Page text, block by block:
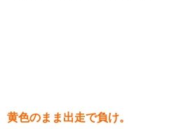
黄色のまま出走で負け。